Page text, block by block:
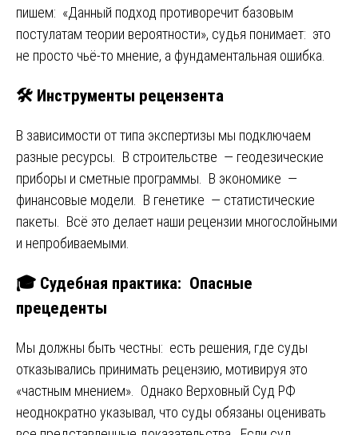
пишем: «Данный подход противоречит базовым
постулатам теории вероятности», судья понимает: это
не просто чьё-то мнение, а фундаментальная ошибка.
🛠️ Инструменты рецензента
В зависимости от типа экспертизы мы подключаем
разные ресурсы. В строительстве — геодезические
приборы и сметные программы. В экономике —
финансовые модели. В генетике — статистические
пакеты. Всё это делает наши рецензии многослойными
и непробиваемыми.
🎓 Судебная практика: Опасные
прецеденты
Мы должны быть честны: есть решения, где суды
отказывались принимать рецензию, мотивируя это
«частным мнением». Однако Верховный Суд РФ
неоднократно указывал, что суды обязаны оценивать